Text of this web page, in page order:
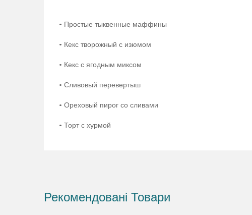
• Простые тыквенные маффины
• Кекс творожный с изюмом
• Кекс с ягодным миксом
• Сливовый перевертыш
• Ореховый пирог со сливами
• Торт с хурмой
Рекомендовані Товари